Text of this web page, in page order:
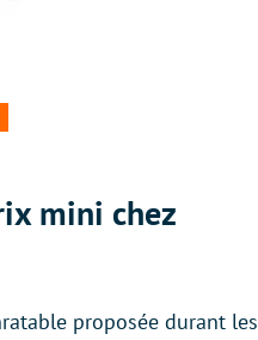
mini chez
proposée durant les